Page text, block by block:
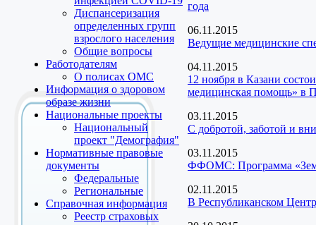
Диспансеризация
определенных групп
взрослого населения
Общие вопросы
Работодателям
О полисах ОМС
Информация о здоровом
образе жизни
Национальные проекты
Национальный
проект "Демография"
Нормативные правовые
документы
Федеральные
Региональные
Справочная информация
Реестр страховых
года
06.11.2015
Ведущие медицинские
04.11.2015
12 ноября в Казани
медицинская помощь» в
03.11.2015
С добротой, заботой и
03.11.2015
ФФОМС: Программа
02.11.2015
В Республиканском